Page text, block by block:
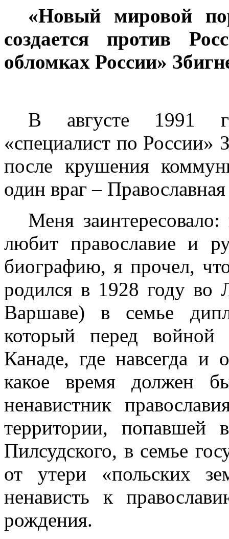
«Новый мировой
создается против
обломках России»
В августе 1991
«специалист по России»
после крушения
один враг –
Меня
любит православие и
биографию, я прочел,
родился в 1928 году
Варшаве) в семье
который перед войной
Канаде, где навсегда и
какое время должен
ненавистник
территории, попавшей
Пилсудского, в семье
от утери «польских
ненависть к
рождения.